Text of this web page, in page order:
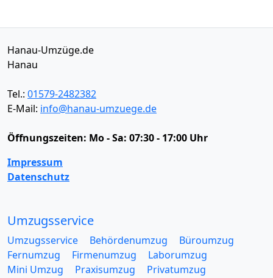
Hanau-Umzüge.de
Hanau
Tel.: 01579-2482382
E-Mail: info@hanau-umzuege.de
Öffnungszeiten: Mo - Sa: 07:30 - 17:00 Uhr
Impressum
Datenschutz
Umzugsservice
Umzugsservice Behördenumzug
Büroumzug
Fernumzug
Firmenumzug
Laborumzug
Mini Umzug
Praxisumzug
Privatumzug